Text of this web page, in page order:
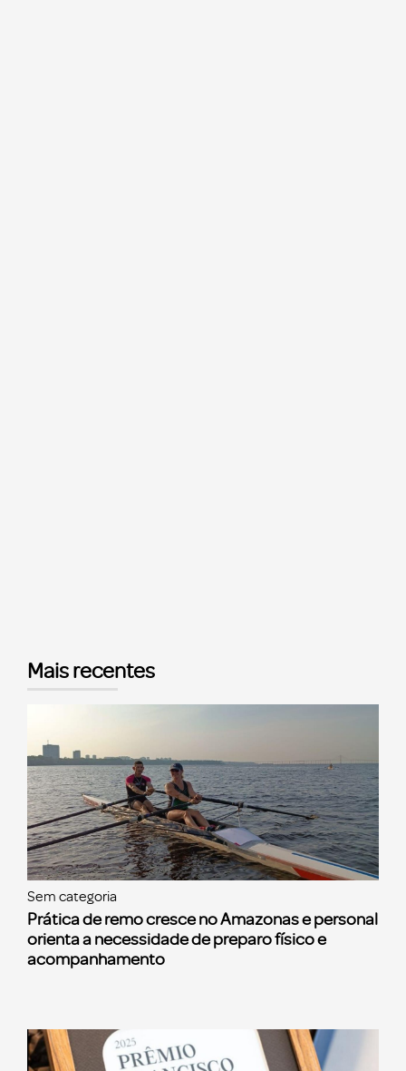
Mais recentes
Sem categoria
Prática de remo cresce no Amazonas e personal
orienta a necessidade de preparo físico e
acompanhamento